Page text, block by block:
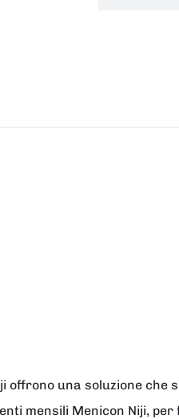
una soluzione
mensili Menicon Niji,